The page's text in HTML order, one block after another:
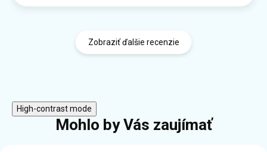
Zobraziť ďalšie recenzie
High-contrast mode
Mohlo by Vás zaujímať